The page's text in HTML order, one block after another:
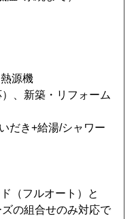
源機
、新築・リフォーム
だき+給湯/シャワー
（フルオート）と
の組合せのみ対応で